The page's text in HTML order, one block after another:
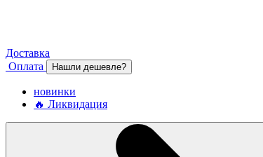
Доставка
Оплата
Нашли дешевле?
новинки
🔥 Ликвидация